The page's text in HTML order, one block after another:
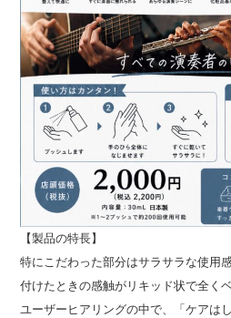
【製品の特長】
特にこだわった部分はサラサラな使用
付けたときの感触がリキッド状で全く
ユーザーヒアリングの中で、「ケアは